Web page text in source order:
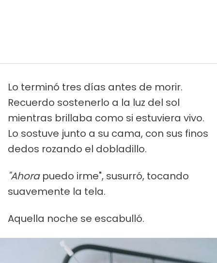
Lo terminó tres días antes de morir.
Recuerdo sostenerlo a la luz del sol
mientras brillaba como si estuviera vivo.
Lo sostuve junto a su cama, con sus finos
dedos rozando el dobladillo.
"Ahorapuedo irme", susurró, tocando
suavemente la tela.
Aquella noche se escabulló.